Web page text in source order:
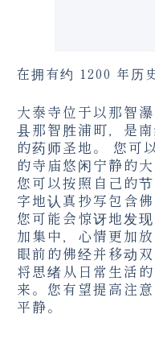
在拥有约 1200 年历
大泰寺位于以那智
县那智胜浦町，是
的药师圣地。 您可
的寺庙悠闲宁静的大
您可以按照自己的
字地认真抄写包含佛
您可能会惊讶地发
加集中，心情更加
眼前的佛经并移动
将思绪从日常生活
来。您有望提高注
平静。